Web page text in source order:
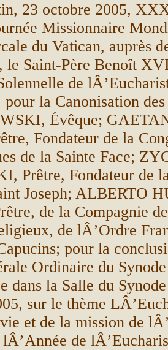
23 octobre 2005,
Missionnaire
du Vatican, auprès
le Saint-Père Benoît
de
pour la Canonisation
Évêque;
Fondateur de la
de la Sainte Face;
Prêtre, Fondateur de
Joseph; ALBERTO
de la Compagnie
de lÂ’Ordre
pour la
Ordinaire du
dans la Salle du
sur le thème
et de la mission de
de